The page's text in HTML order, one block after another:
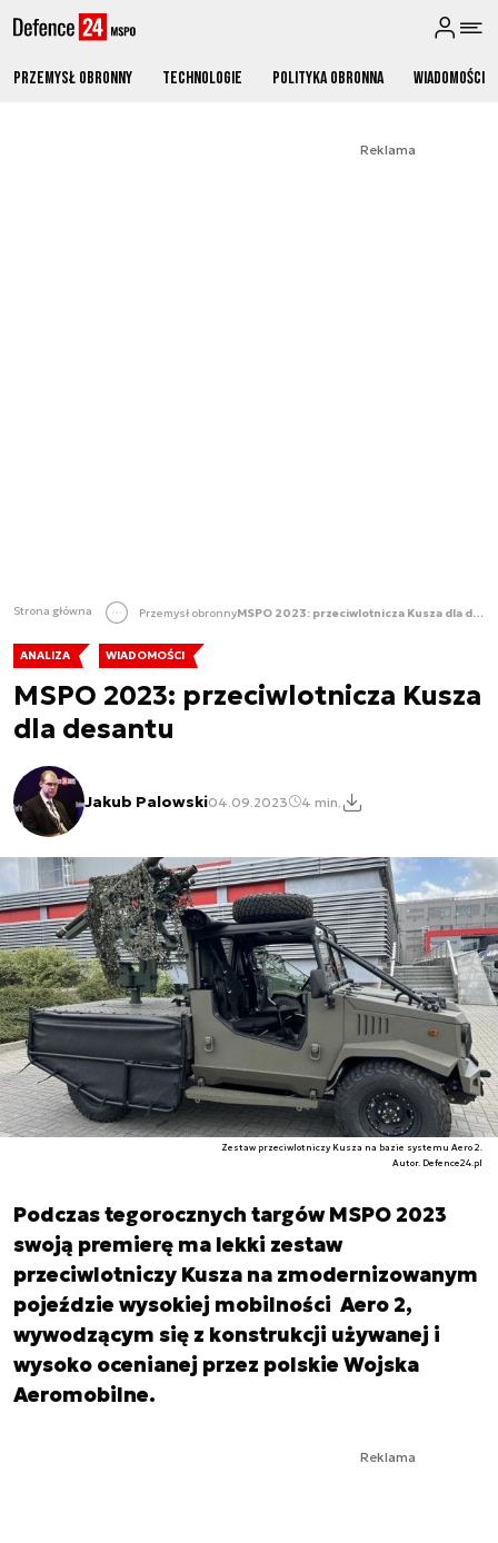
Przemysł obronny Technologie Polityka obronna Wiadomości
Reklama
Strona główna Przemysł obronny MSPO 2023: przeciwlotnicza Kusza dla desantu
ANALIZA WIADOMOŚCI
MSPO 2023: przeciwlotnicza Kusza
dla desantu
Jakub Palowski04.09.2023 4 min.
Zestaw przeciwlotniczy Kusza na bazie systemu Aero 2.
Autor. Defence24.pl
Podczas tegorocznych targów MSPO 2023
swoją premierę ma lekki zestaw
przeciwlotniczy Kusza na zmodernizowanym
pojeździe wysokiej mobilności Aero 2,
wywodzącym się z konstrukcji używanej i
wysoko ocenianej przez polskie Wojska
Aeromobilne.
Reklama